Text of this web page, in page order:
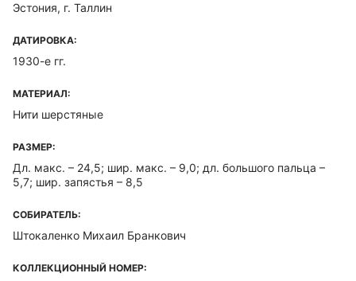
Эстония, г. Таллин
ДАТИРОВКА:
1930-е гг.
МАТЕРИАЛ:
Нити шерстяные
РАЗМЕР:
Дл. макс. – 24,5; шир. макс. – 9,0; дл. большого пальца –
5,7; шир. запястья – 8,5
СОБИРАТЕЛЬ:
Штокаленко Михаил Бранкович
КОЛЛЕКЦИОННЫЙ НОМЕР: